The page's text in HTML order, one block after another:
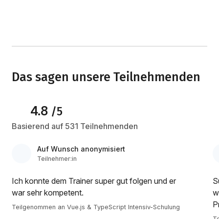
Das sagen unsere Teilnehmenden
4.8/5
Basierend auf 531 Teilnehmenden
Auf Wunsch anonymisiert
Teilnehmer:in
Ich konnte dem Trainer super gut folgen und er
war sehr kompetent.
Teilgenommen an Vue.js & TypeScript Intensiv-Schulung